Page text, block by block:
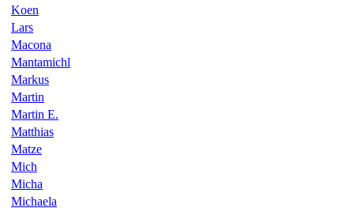
Koen
Lars
Macona
Mantamichl
Markus
Martin
Martin E.
Matthias
Matze
Mich
Micha
Michaela